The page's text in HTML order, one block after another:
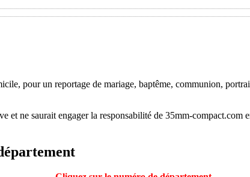
pour un reportage de mariage, baptême, communion,
et ne saurait engager la responsabilité de 35mm-compact.com